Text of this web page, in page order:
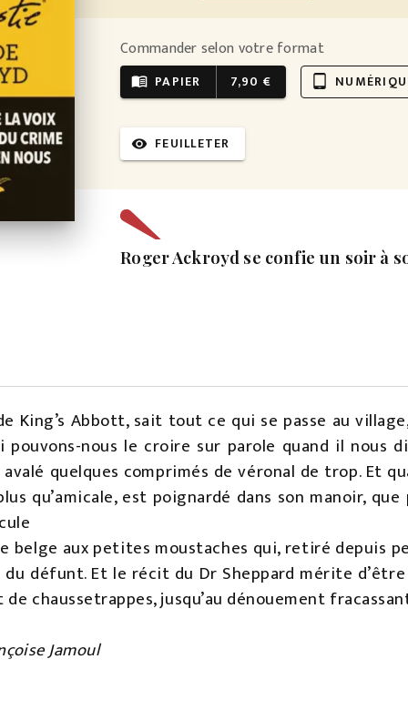
Commander selon votre format
menu_book PAPIER 7,90 € tablet_android
visibility FEUILLETER
Roger Ackroyd se confie un soir à
King’s Abbott, sait tout ce qui se passe au
pouvons-nous le croire sur parole quand il nous
quelques comprimés de véronal de trop. Et
qu’amicale, est poignardé dans son manoir,
aux petites moustaches qui, retiré depuis
défunt. Et le récit du Dr Sheppard mérite
chaussetrappes, jusqu’au dénouement
Jamoul